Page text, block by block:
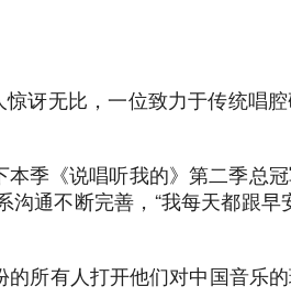
讶无比，一位致力于传统唱
季《说唱听我的》第二季总
通不断完善，“我每天都跟早
所有人打开他们对中国音乐